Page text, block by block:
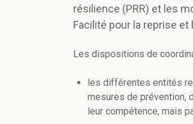
résilience (PRR) et les
Facilité pour la reprise et
Les dispositions de
les différentes entités
mesures de prévention,
leur compétence, mais